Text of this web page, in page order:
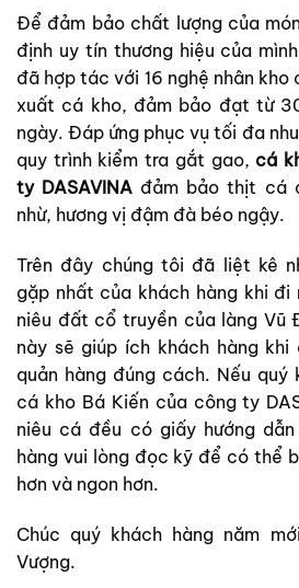
Để đảm bảo chất lượng của
định uy tín thương hiệu của
đã hợp tác với 16 nghệ nhân kho
xuất cá kho, đảm bảo đạt từ
ngày. Đáp ứng phục vụ tối đa
quy trình kiểm tra gắt gao, cá
ty DASAVINA đảm bảo thịt cá
nhừ, hương vị đậm đà béo ngậy.
Trên đây chúng tôi đã liệt kê
gặp nhất của khách hàng khi
niêu đất cổ truyền của làng Vũ
này sẽ giúp ích khách hàng
quản hàng đúng cách. Nếu quý
cá kho Bá Kiến của công ty
niêu cá đều có giấy hướng
hàng vui lòng đọc kỹ để có thể
hơn và ngon hơn.
Chúc quý khách hàng năm
Vượng.